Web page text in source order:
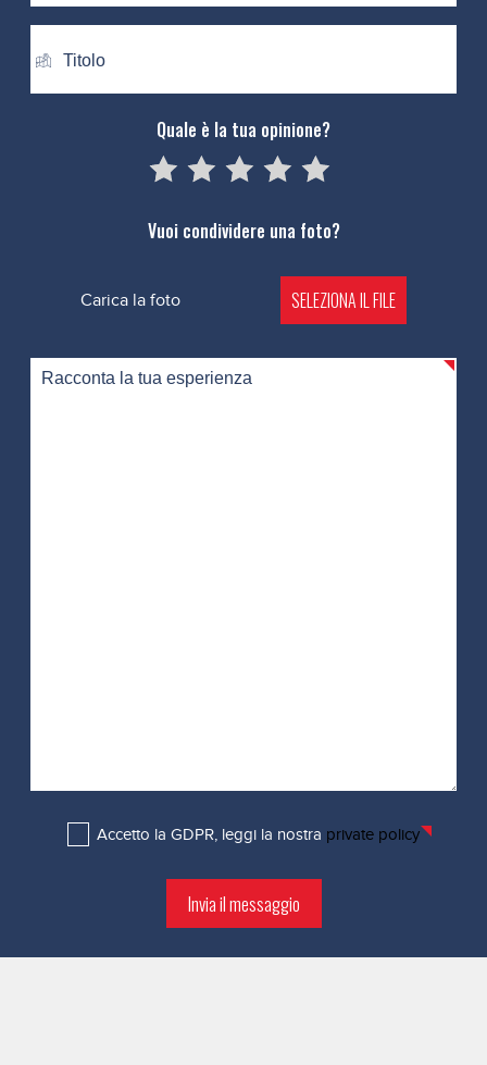
Quale è la tua opinione?
45
4
35
3
25
2
15
05
Vuoi condividere una foto?
Carica la foto SELEZIONA IL FILE
Accetto la GDPR, leggi la nostra private policy
Invia il messaggio